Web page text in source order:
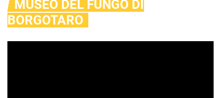
MUSEO DEL FUNGO DI
BORGOTARO